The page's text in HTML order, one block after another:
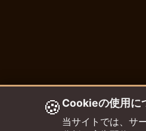
🍪 Cookieの使用に
当サイトでは、サ